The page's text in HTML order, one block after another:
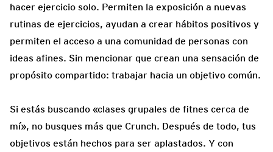
hacer ejercicio solo. Permiten la exposición a nuevas
rutinas de ejercicios, ayudan a crear hábitos positivos y
permiten el acceso a una comunidad de personas con
ideas afines. Sin mencionar que crean una sensación de
propósito compartido: trabajar hacia un objetivo común.
Si estás buscando «clases grupales de fitnes cerca de
mí», no busques más que Crunch. Después de todo, tus
objetivos están hechos para ser aplastados. Y con